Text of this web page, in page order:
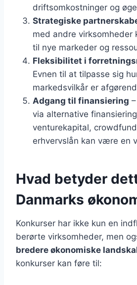
driftsomkostninger og
Strategiske
med andre virksomheder
til nye markeder og
Fleksibilitet i
Evnen til at tilpasse sig
markedsvilkår er
Adgang til finansiering
via alternative
venturekapital,
erhvervslån kan være en
Hvad betyder
Danmarks
Konkurser har ikke kun en
berørte virksomheder, men
bredere økonomiske
konkurser kan føre til: